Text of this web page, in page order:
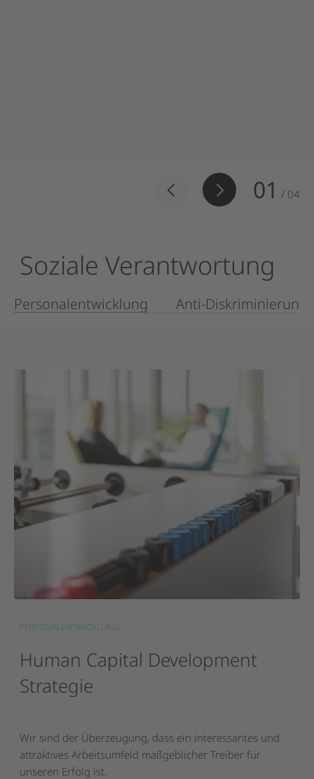
01 / 04
Soziale Verantwortung
Personalentwicklung Anti-Diskriminierung
PERSONALENTWICKLUNG
Human Capital Development
Strategie
Wir sind der Überzeugung, dass ein interessantes und
attraktives Arbeitsumfeld maßgeblicher Treiber für
unseren Erfolg ist.